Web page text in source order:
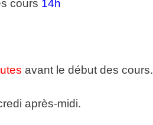
cours 14h
avant le début des cours.
après-midi.